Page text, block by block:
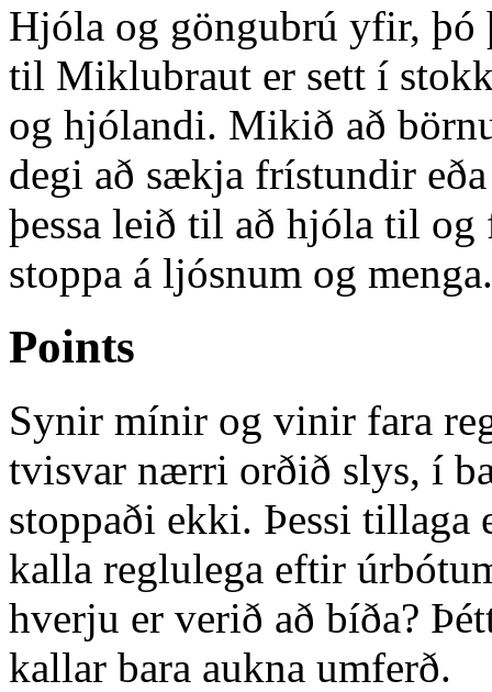
Hjóla og göngubrú yfir, þó
til Miklubraut er sett í
og hjólandi. Mikið að
degi að sækja frístundir
þessa leið til að hjóla til
stoppa á ljósnum og menga.
Points
Synir mínir og vinir fara
tvisvar nærri orðið slys, í
stoppaði ekki. Þessi tillaga
kalla reglulega eftir
hverju er verið að bíða?
kallar bara aukna umferð.